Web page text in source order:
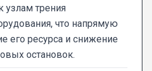
узлам трения
что напрямую
его ресурса и снижение
остановок.